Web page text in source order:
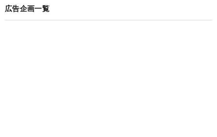
広告企画一覧